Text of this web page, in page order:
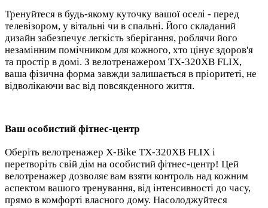
Тренуйтеся в будь-якому куточку вашої оселі - перед
телевізором, у вітальні чи в спальні. Його складаний
дизайн забезпечує легкість зберігання, роблячи його
незамінним помічником для кожного, хто цінує здоров'я
та простір в домі. З велотренажером TX-320XB FLIX,
ваша фізична форма завжди залишається в пріоритеті, не
відволікаючи вас від повсякденного життя.
Ваш особистий фітнес-центр
Оберіть велотренажер X-Bike TX-320XB FLIX і
перетворіть свій дім на особистий фітнес-центр! Цей
велотренажер дозволяє вам взяти контроль над кожним
аспектом вашого тренування, від інтенсивності до часу,
прямо в комфорті власного дому. Насолоджуйтеся